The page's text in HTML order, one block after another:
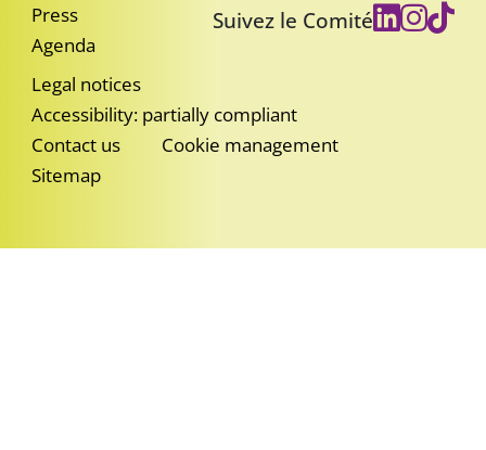
Press
Agenda
Suivez le Comité
Legal notices
Accessibility: partially compliant
Contact us
Cookie management
Sitemap